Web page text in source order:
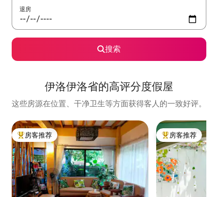
退房
搜索
伊洛伊洛省的高评分度假屋
这些房源在位置、干净卫生等方面获得客人的一致好评。
热门「房客推荐」
房客推荐 热门「房客推荐」
房客推荐